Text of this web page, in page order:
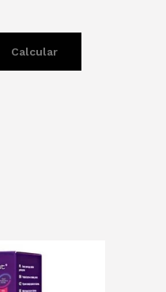
Calcular